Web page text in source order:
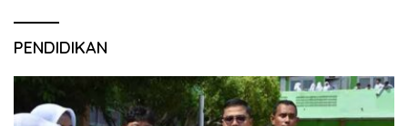
PENDIDIKAN